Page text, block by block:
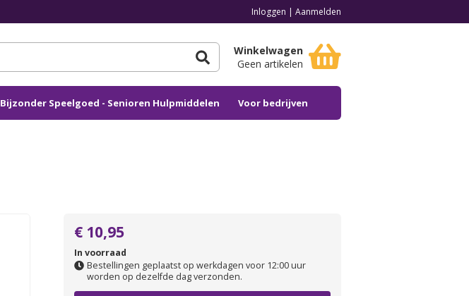
Inloggen | Aanmelden
Winkelwagen
Geen artikelen
Bijzonder Speelgoed - Senioren Hulpmiddelen Voor bedrijven
€ 10,95
In voorraad
Bestellingen geplaatst op werkdagen voor 12:00 uur
worden op dezelfde dag verzonden.